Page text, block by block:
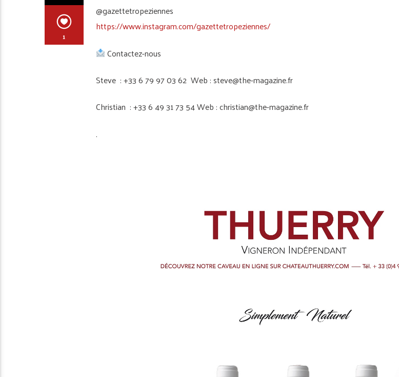
1
@gazettetropeziennes
https://www.instagram.com/gazettetropeziennes/
Contactez-nous
Steve : +33 6 79 97 03 62 Web : steve@the-magazine.fr
Christian : +33 6 49 31 73 54 Web : christian@the-magazine.fr
.